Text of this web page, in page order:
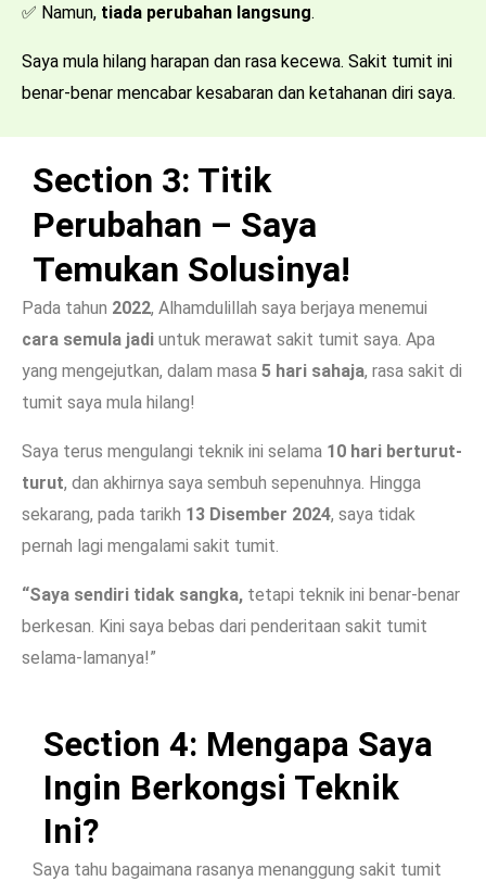
✅ Namun, tiada perubahan langsung.
Saya mula hilang harapan dan rasa kecewa. Sakit tumit ini
benar-benar mencabar kesabaran dan ketahanan diri saya.
Section 3: Titik
Perubahan – Saya
Temukan Solusinya!
Pada tahun 2022, Alhamdulillah saya berjaya menemui
cara semula jadi untuk merawat sakit tumit saya. Apa
yang mengejutkan, dalam masa 5 hari sahaja, rasa sakit di
tumit saya mula hilang!
Saya terus mengulangi teknik ini selama 10 hari berturut-
turut, dan akhirnya saya sembuh sepenuhnya. Hingga
sekarang, pada tarikh 13 Disember 2024, saya tidak
pernah lagi mengalami sakit tumit.
“Saya sendiri tidak sangka, tetapi teknik ini benar-benar
berkesan. Kini saya bebas dari penderitaan sakit tumit
selama-lamanya!”
Section 4: Mengapa Saya
Ingin Berkongsi Teknik
Ini?
Saya tahu bagaimana rasanya menanggung sakit tumit